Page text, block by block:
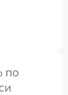
по